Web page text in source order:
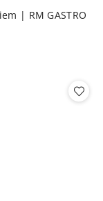
| RM GASTRO